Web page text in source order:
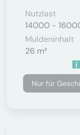
Nutzlast
14000 -
Muldeninhalt
26 m³
Nur für